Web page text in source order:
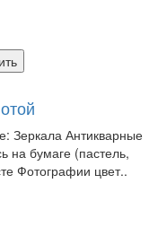
Зеркала Антикварные
на бумаге (пастель,
Фотографии цвет..